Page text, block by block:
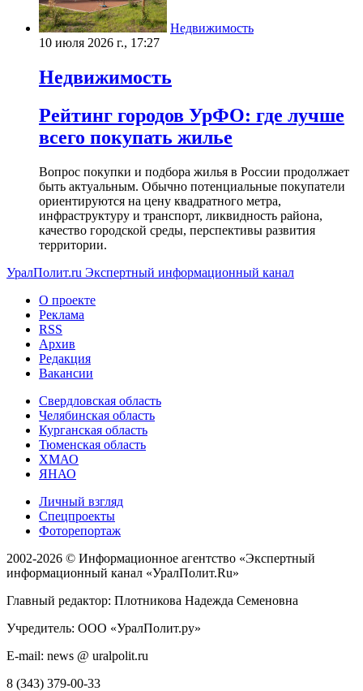
Недвижимость
10 июля 2026 г., 17:27
Недвижимость
Рейтинг городов УрФО: где лучше
всего покупать жилье
Вопрос покупки и подбора жилья в России продолжает
быть актуальным. Обычно потенциальные покупатели
ориентируются на цену квадратного метра,
инфраструктуру и транспорт, ликвидность района,
качество городской среды, перспективы развития
территории.
УралПолит.ru Экспертный информационный канал
О проекте
Реклама
RSS
Архив
Редакция
Вакансии
Свердловская область
Челябинская область
Курганская область
Тюменская область
ХМАО
ЯНАО
Личный взгляд
Спецпроекты
Фоторепортаж
2002-2026 © Информационное агентство «Экспертный
информационный канал «УралПолит.Ru»
Главный редактор: Плотникова Надежда Семеновна
Учредитель: ООО «УралПолит.ру»
E-mail: news @ uralpolit.ru
8 (343) 379-00-33